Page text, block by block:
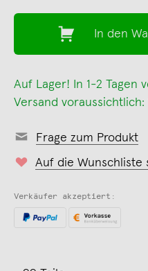
In den
Auf Lager! In 1-2 Tagen
Versand voraussichtlich:
Frage zum Produkt
Auf die Wunschliste
Verkäufer akzeptiert: